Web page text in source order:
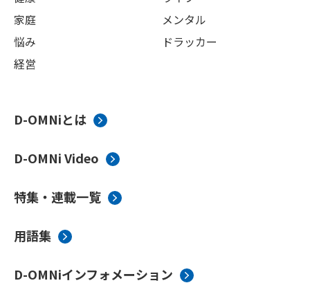
家庭
メンタル
悩み
ドラッカー
経営
D-OMNiとは
D-OMNi Video
特集・連載一覧
用語集
D-OMNiインフォメーション